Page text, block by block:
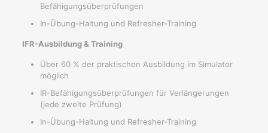
Befähigungsüberprüfungen
In-Übung-Haltung und Refresher-Training
IFR-Ausbildung & Training
Über 60 % der praktischen Ausbildung im Simulator
möglich
IR-Befähigungsüberprüfungen für Verlängerungen
(jede zweite Prüfung)
In-Übung-Haltung und Refresher-Training